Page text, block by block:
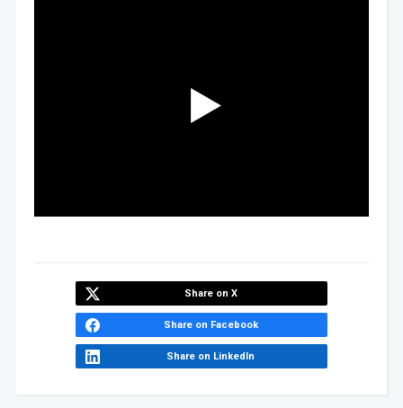
Share on X
Share on Facebook
Share on LinkedIn